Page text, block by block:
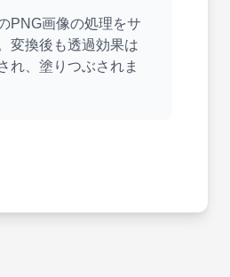
PNG画像の処理をサ
変換後も透過効果は
れ、塗りつぶされま